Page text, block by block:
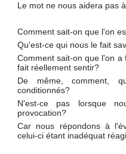
Le mot ne nous aidera pas
Comment sait-on que l'on
Qu'est-ce qui nous le fait
Comment sait-on que l'on
fait réellement sentir?
De même, comment,
conditionnés?
N'est-ce pas lorsque
provocation?
Car nous répondons à
celui-ci étant inadéquat